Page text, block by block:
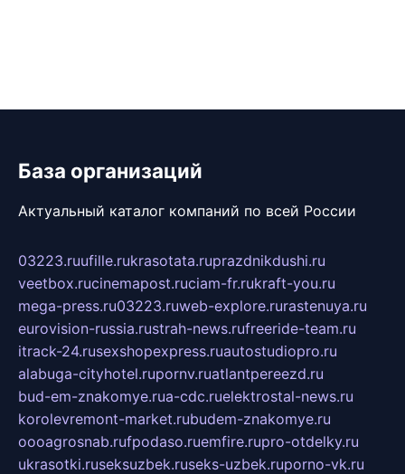
База организаций
Актуальный каталог компаний по всей России
03223.ruufille.rukrasotata.ruprazdnikdushi.ru
veetbox.rucinemapost.ruciam-fr.rukraft-you.ru
mega-press.ru03223.ruweb-explore.rurastenuya.ru
eurovision-russia.rustrah-news.rufreeride-team.ru
itrack-24.rusexshopexpress.ruautostudiopro.ru
alabuga-cityhotel.rupornv.ruatlantpereezd.ru
bud-em-znakomye.rua-cdc.ruelektrostal-news.ru
korolevremont-market.rubudem-znakomye.ru
oooagrosnab.rufpodaso.ruemfire.rupro-otdelky.ru
ukrasotki.ruseksuzbek.ruseks-uzbek.ruporno-vk.ru